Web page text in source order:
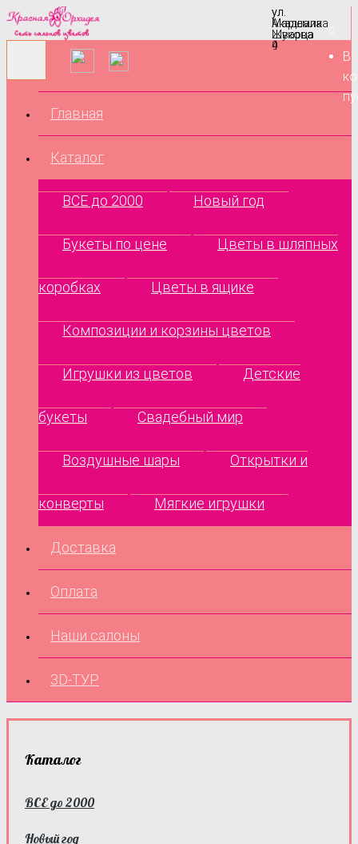
ул.
Маршала
Жукова
9
ул.
Академика
Шварца
4
В
Главная
Каталог
ВСЕ до 2000 Новый год
Букеты по цене Цветы в шляпных
коробках Цветы в ящике
Композиции и корзины цветов
Игрушки из цветов Детские
букеты Свадебный мир
Воздушные шары Открытки и
конверты Мягкие игрушки
Доставка
Оплата
Наши салоны
3D-ТУР
Каталог
ВСЕ до 2000
Новый год